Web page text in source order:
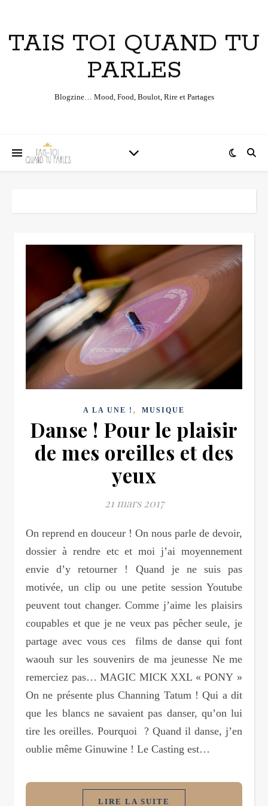
TAIS TOI QUAND TU
PARLES
Blogzine… Mood, Food, Boulot, Rire et Partages
A LA UNE ! , MUSIQUE
Danse ! Pour le plaisir
de mes oreilles et des
yeux
21 mars 2017
On reprend en douceur ! On nous parle de devoir,
dossier à rendre etc et moi j’ai moyennement
envie d’y retourner ! Quand je ne suis pas
motivée, un clip ou une petite session Youtube
peuvent tout changer. Comme j’aime les plaisirs
coupables et que je ne veux pas pêcher seule, je
partage avec vous ces films de danse qui font
waouh sur les souvenirs de ma jeunesse Ne me
remerciez pas… MAGIC MICK XXL « PONY »
On ne présente plus Channing Tatum ! Qui a dit
que les blancs ne savaient pas danser, qu’on lui
tire les oreilles. Pourquoi ? Quand il danse, j’en
oublie même Ginuwine ! Le Casting est…
LIRE LA SUITE